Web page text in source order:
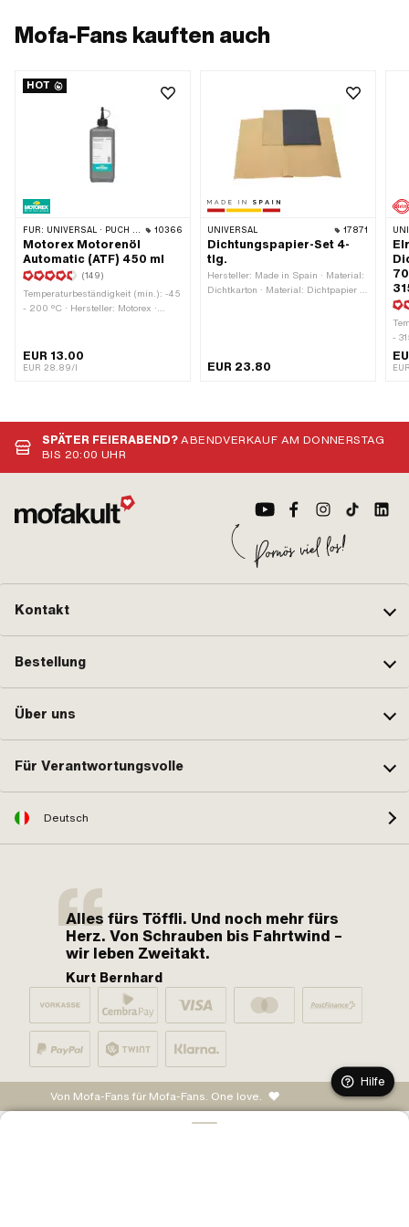
Mofa-Fans kauften auch
HOT
FÜR: UNIVERSAL · PUCH · SACHS · TOMOS · BYE BIKE 10366
Motorex Motorenöl
Automatic (ATF) 450 ml
(149)
Temperaturbeständigkeit (min.): -45
- 200 °C · Hersteller: Motorex ·
Getriebeschmierung mit Kupplung ·
Pony OEM-Nr.: A2080 · Sachs
EUR 13.00
EUR 28.89/l
UNIVERSAL 17871
Dichtungspapier-Set 4-
tlg.
Hersteller: Made in Spain · Material:
Dichtkarton · Material: Dichtpapier ·
EUR 23.80
-
SPÄTER FEIERABEND?ABENDVERKAUF AM DONNERSTAG
BIS 20:00 UHR
Kontakt
Bestellung
Über uns
Für Verantwortungsvolle
Deutsch
Alles fürs Töffli. Und noch mehr fürs
Herz. Von Schrauben bis Fahrtwind –
wir leben Zweitakt.
Kurt Bernhard
Von Mofa-Fans für Mofa-Fans. One love.
Hilfe